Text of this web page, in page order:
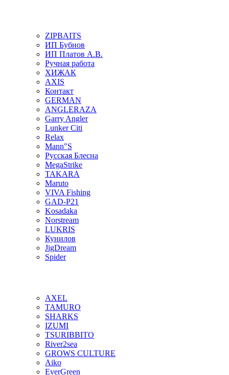
ZIPBAITS
ИП Бубнов
ИП Платов А.В.
Ручная работа
ХИЖАК
AXIS
Контакт
GERMAN
ANGLERAZA
Garry Angler
Lunker Citi
Relax
Mann"S
Русская Блесна
MegaStrike
TAKARA
Maruto
VIVA Fishing
GAD-P21
Kosadaka
Norstream
LUKRIS
Кунилов
JigDream
Spider
AXEL
TAMURO
SHARKS
IZUMI
TSURIBBITO
River2sea
GROWS CULTURE
Aiko
EverGreen